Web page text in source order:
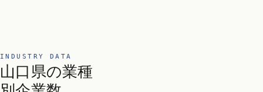
INDUSTRY DATA
山口県の業種